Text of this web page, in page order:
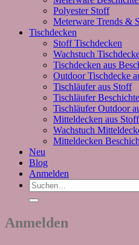
Polyester Stoff
Meterware Trends &
Tischdecken
Stoff Tischdecken
Wachstuch
Tischdecken aus
Outdoor Tischdecke
Tischläufer aus Stoff
Tischläufer
Tischläufer Outdoor
Mitteldecken aus Stoff
Wachstuch
Mitteldecken
Neu
Blog
Anmelden
Suchen
nach:
Anmelden